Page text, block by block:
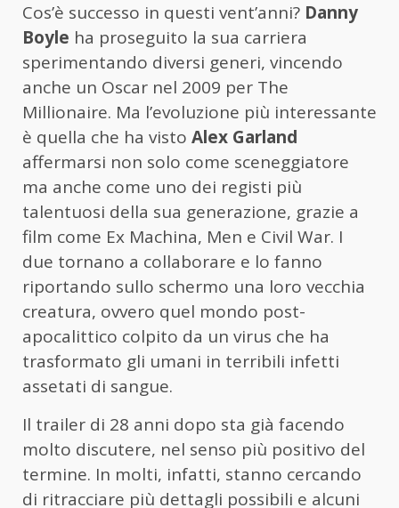
Cos’è successo in questi vent’anni? Danny
Boyle ha proseguito la sua carriera
sperimentando diversi generi, vincendo
anche un Oscar nel 2009 per The
Millionaire. Ma l’evoluzione più interessante
è quella che ha visto Alex Garland
affermarsi non solo come sceneggiatore
ma anche come uno dei registi più
talentuosi della sua generazione, grazie a
film come Ex Machina, Men e Civil War. I
due tornano a collaborare e lo fanno
riportando sullo schermo una loro vecchia
creatura, ovvero quel mondo post-
apocalittico colpito da un virus che ha
trasformato gli umani in terribili infetti
assetati di sangue.
Il trailer di 28 anni dopo sta già facendo
molto discutere, nel senso più positivo del
termine. In molti, infatti, stanno cercando
di ritracciare più dettagli possibili e alcuni